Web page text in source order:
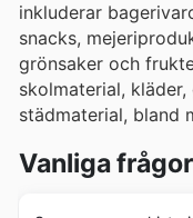
inkluderar
snacks,
grönsaker och
skolmaterial,
städmaterial, bland
Vanliga